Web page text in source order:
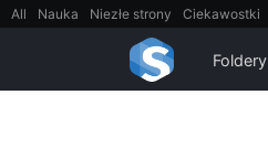
All Nauka Niezłe strony Ciekawostki
FilmyDokumentalne
Foldery